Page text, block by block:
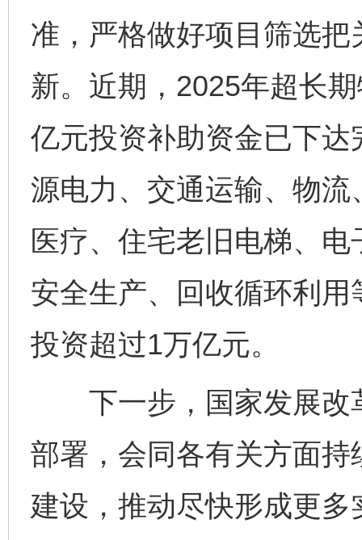
准，严格做好项目筛选
新。近期，2025年超长
亿元投资补助资金已下
源电力、交通运输、物
医疗、住宅老旧电梯、
安全生产、回收循环利
投资超过1万亿元。
下一步，国家发展改
部署，会同各有关方面
建设，推动尽快形成更